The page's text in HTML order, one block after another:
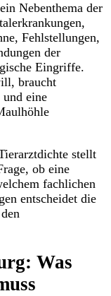
Nebenthema der
Fehlstellungen,
der
Eingriffe.
braucht
und eine
stellt
ob eine
fachlichen
entscheidet die
Was